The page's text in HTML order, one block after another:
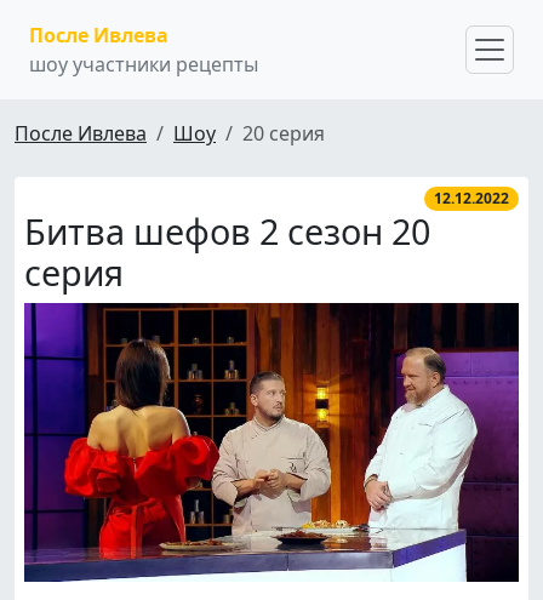
После Ивлева
шоу участники рецепты
После Ивлева Шоу 20 серия
12.12.2022
Битва шефов 2 сезон 20
серия